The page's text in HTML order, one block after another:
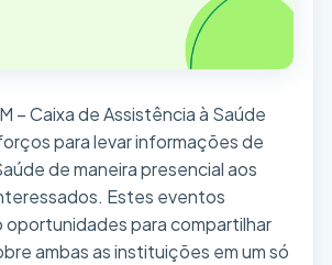
– Caixa de Assistência à Saúde
para levar informações de
de maneira presencial aos
Estes eventos
oportunidades para compartilhar
ambas as instituições em um só